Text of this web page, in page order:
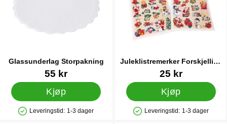
Glassunderlag Storpakning
Varenummer 35284
55 kr
Kjøp
Produkttilgjengelighet: På lager
Leveringstid: 1-3 dager
Juleklistremerker Forskjellige
Julemotiv
Varenummer 40414
25 kr
Kjøp
Produkttilgjengelighet: På lager
Leveringstid: 1-3 dager